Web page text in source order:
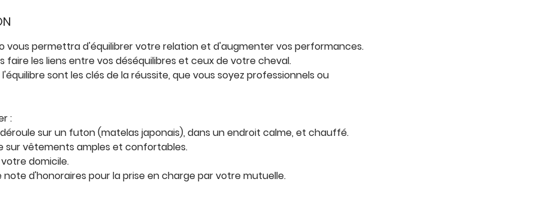
vous permettra d'équilibrer votre relation et d'augmenter vos performances.
faire les liens entre vos déséquilibres et ceux de votre cheval.
sont les clés de la réussite, que vous soyez professionnels ou
:
sur un futon (matelas japonais), dans un endroit calme, et chauffé.
sur vêtements amples et confortables.
domicile.
note d'honoraires pour la prise en charge par votre mutuelle.